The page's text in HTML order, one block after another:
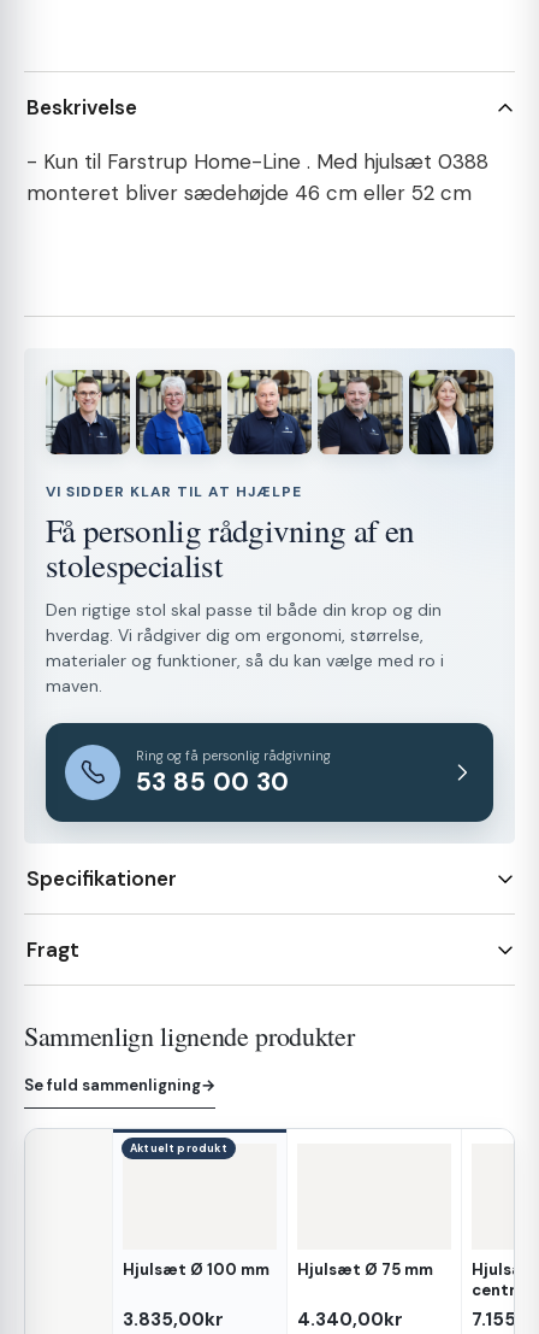
Beskrivelse
- Kun til Farstrup Home-Line . Med hjulsæt 0388
monteret bliver sædehøjde 46 cm eller 52 cm
VI SIDDER KLAR TIL AT HJÆLPE
Få personlig rådgivning af en
stolespecialist
Den rigtige stol skal passe til både din krop og din
hverdag. Vi rådgiver dig om ergonomi, størrelse,
materialer og funktioner, så du kan vælge med ro i
maven.
Ring og få personlig rådgivning
53 85 00 30
Specifikationer
Fragt
Sammenlign lignende produkter
Se fuld sammenligning→
Aktuelt produkt
Hjulsæt Ø 100 mm
3.835,00kr
Hjulsæt Ø 75 mm
4.340,00kr
Hjulsæt